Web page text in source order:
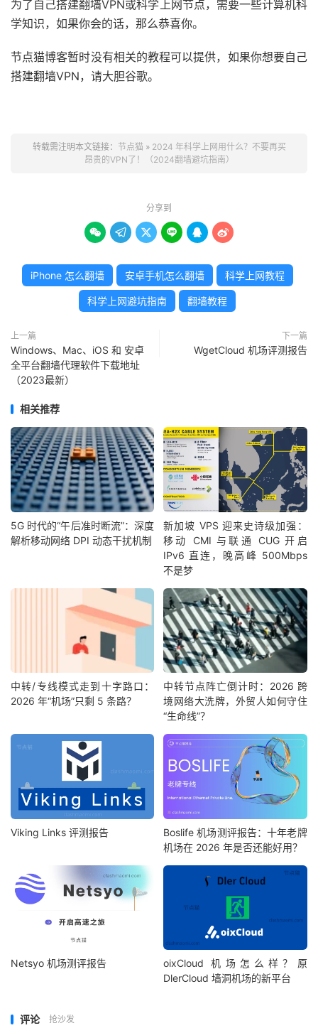
为了自己搭建翻墙VPN或科学上网节点，需要一些计算机科
学知识，如果你会的话，那么恭喜你。
节点猫博客暂时没有相关的教程可以提供，如果你想要自己
搭建翻墙VPN，请大胆谷歌。
转载需注明本文链接： 节点猫 » 2024 年科学上网用什么？不要再买
昂贵的VPN了！（2024翻墙避坑指南）
分享到
     
iPhone 怎么翻墙 安卓手机怎么翻墙 科学上网教程
科学上网避坑指南 翻墙教程
上一篇
Windows、Mac、iOS 和 安卓
全平台翻墙代理软件下载地址
（2023最新）
下一篇
WgetCloud 机场评测报告
相关推荐
5G 时代的“午后准时断流”：深度
解析移动网络 DPI 动态干扰机制
新加坡 VPS 迎来史诗级加强：
移动 CMI 与联通 CUG 开启
IPv6 直连，晚高峰 500Mbps
不是梦
中转/专线模式走到十字路口：
2026 年“机场”只剩 5 条路？
中转节点阵亡倒计时：2026 跨
境网络大洗牌，外贸人如何守住
“生命线”？
Viking Links 评测报告
Boslife 机场测评报告：十年老牌
机场在 2026 年是否还能好用？
Netsyo 机场测评报告
oixCloud 机场怎么样？原
DlerCloud 墙洞机场的新平台
评论 抢沙发